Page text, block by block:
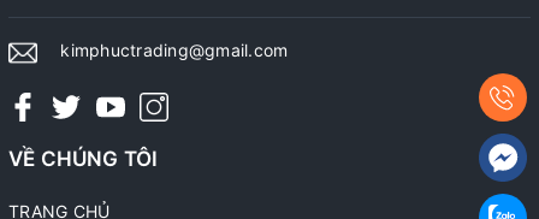
kimphuctrading@gmail.com
VỀ CHÚNG TÔI
TRANG CHỦ